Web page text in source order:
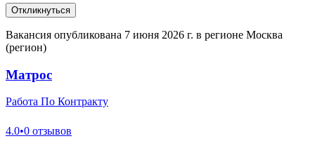
Откликнуться
Вакансия опубликована 7 июня 2026 г. в регионе Москва
(регион)
Матрос
Работа По Контракту
4.0•0 отзывов